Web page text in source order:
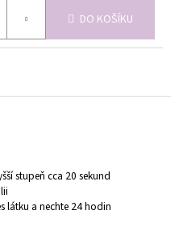
DO KOŠÍKU
stupeň cca 20 sekund
látku a nechte 24 hodin